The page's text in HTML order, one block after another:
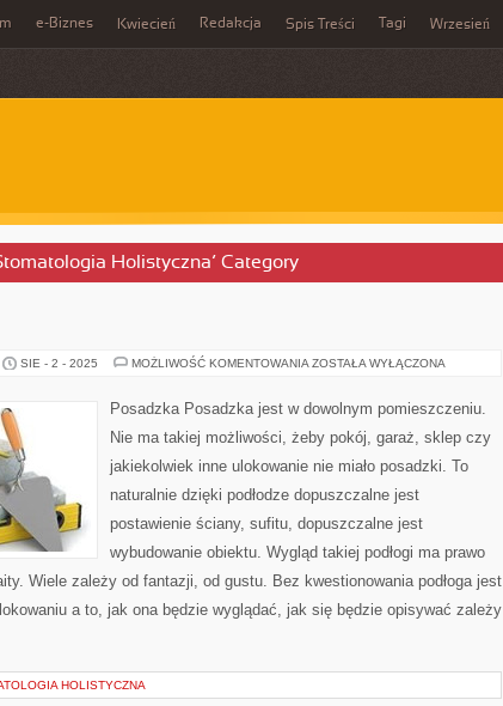
e-Biznes Kwiecień Redakcja Spis Treści Tagi Wrzesień
Holistyczna’ Category
SIE - 2 - 2025 MOŻLIWOŚĆ KOMENTOWANIA DYWANY
ZOSTAŁA WYŁĄCZONA
Posadzka Posadzka jest w dowolnym pomieszczeniu.
Nie ma takiej możliwości, żeby pokój, garaż, sklep czy
jakiekolwiek inne ulokowanie nie miało posadzki. To
naturalnie dzięki podłodze dopuszczalne jest
postawienie ściany, sufitu, dopuszczalne jest
wybudowanie obiektu. Wygląd takiej podłogi ma prawo
Wiele zależy od fantazji, od gustu. Bez kwestionowania podłoga jest
a to, jak ona będzie wyglądać, jak się będzie opisywać zależy
HOLISTYCZNA